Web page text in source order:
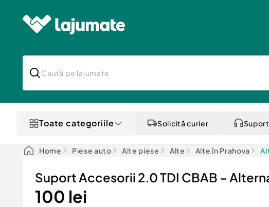
Toate categoriile Solicită curier Suport
Home Piese auto Alte piese Alte Alte în Prahova
Suport Accesorii 2.0 TDI CBAB –
100 lei